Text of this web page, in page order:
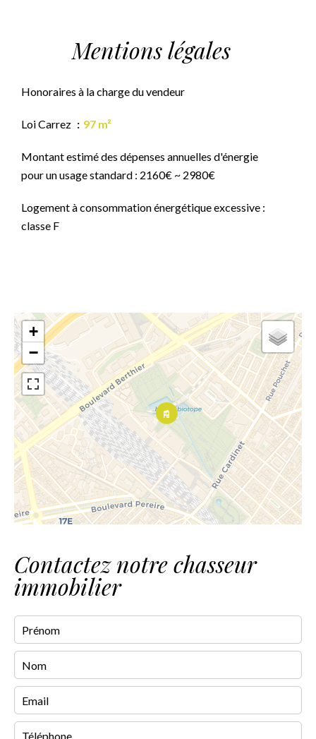
Mentions légales
Honoraires à la charge du vendeur
Loi Carrez 97 m²
Montant estimé des dépenses annuelles d'énergie
pour un usage standard : 2160€ ~ 2980€
Logement à consommation énergétique excessive :
classe F
+
−
Contactez notre chasseur
immobilier